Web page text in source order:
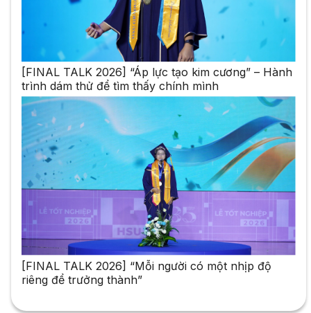
[FINAL TALK 2026] “Áp lực tạo kim cương” – Hành
trình dám thử để tìm thấy chính mình
[FINAL TALK 2026] “Mỗi người có một nhịp độ
riêng để trưởng thành”